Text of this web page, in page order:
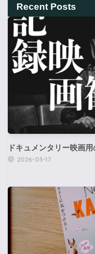
Recent Posts
ドキュメンタリー映画
2026-03-17